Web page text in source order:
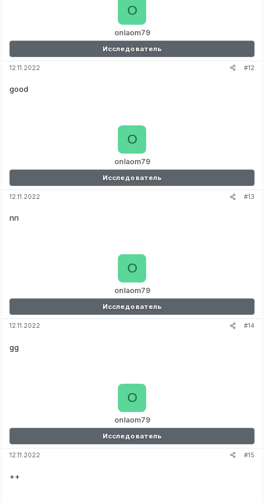
onlaom79
O
Исследователь
12.11.2022 #12
good
onlaom79
O
Исследователь
12.11.2022 #13
пп
onlaom79
O
Исследователь
12.11.2022 #14
gg
onlaom79
O
Исследователь
12.11.2022 #15
++